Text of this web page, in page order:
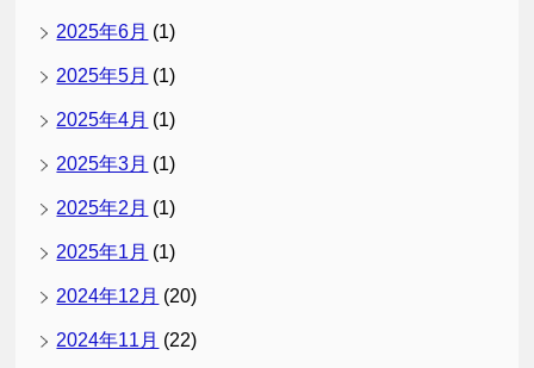
2025年6月 (1)
2025年5月 (1)
2025年4月 (1)
2025年3月 (1)
2025年2月 (1)
2025年1月 (1)
2024年12月 (20)
2024年11月 (22)